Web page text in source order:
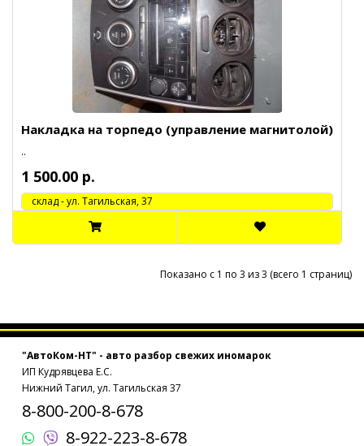
Накладка на торпедо (управление магнитолой)
..
1 500.00 р.
cклад - ул. Тагильская, 37
Показано с 1 по 3 из 3 (всего 1 страниц)
"АвтоКом-НТ" - авто разбор свежих иномарок
ИП Кудрявцева Е.С.
Нижний Тагил, ул. Тагильская 37
8-800-200-8-678
8-922-223-8-678